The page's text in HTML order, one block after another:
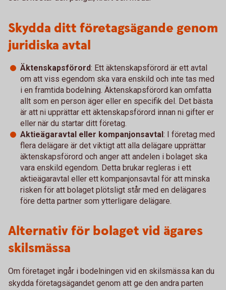
Skydda ditt företagsägande genom
juridiska avtal
Äktenskapsförord: Ett äktenskapsförord är ett avtal
om att viss egendom ska vara enskild och inte tas med
i en framtida bodelning. Äktenskapsförord kan omfatta
allt som en person äger eller en specifik del. Det bästa
är att ni upprättar ett äktenskapsförord innan ni gifter er
eller när du startar ditt företag.
Aktieägaravtal eller kompanjonsavtal: I företag med
flera delägare är det viktigt att alla delägare upprättar
äktenskapsförord och anger att andelen i bolaget ska
vara enskild egendom. Detta brukar regleras i ett
aktieägaravtal eller ett kompanjonsavtal för att minska
risken för att bolaget plötsligt står med en delägares
före detta partner som ytterligare delägare.
Alternativ för bolaget vid ägares
skilsmässa
Om företaget ingår i bodelningen vid en skilsmässa kan du
skydda företagsägandet genom att ge den andra parten